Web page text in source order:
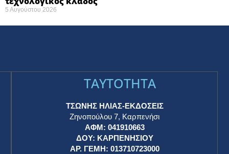
5 Αυγούστου 2026
TAYTOTHTA
ΤΣΩΝΗΣ ΗΛΙΑΣ-ΕΚΔΟΣΕΙΣ
Ζηνοπούλου 7, Καρπενήσι
ΑΦΜ: 041910663
ΔΟΥ: ΚΑΡΠΕΝΗΣΙΟΥ
ΑΡ. ΓΕΜΗ: 013710723000